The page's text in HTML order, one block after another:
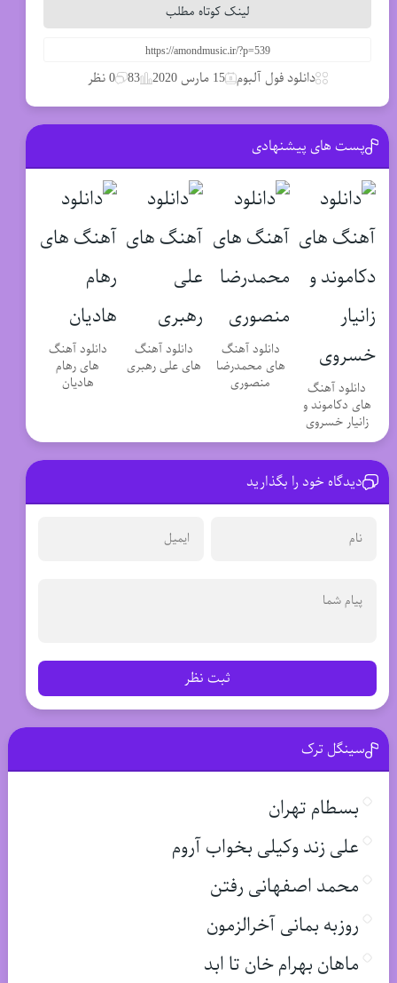
لینک کوتاه مطلب
دانلود فول آلبوم 15 مارس 2020 83 0 نظر
پست های پیشنهادی
دانلود آهنگ
های دکاموند و
زانیار خسروی
دانلود آهنگ
های محمدرضا
منصوری
دانلود آهنگ
های علی رهبری
دانلود آهنگ
های رهام
هادیان
دیدگاه خود را بگذارید
ثبت نظر
سینگل ترک
بسطام تهران
علی زند وکیلی بخواب آروم
محمد اصفهانی رفتن
روزبه بمانی آخرالزمون
ماهان بهرام خان تا ابد